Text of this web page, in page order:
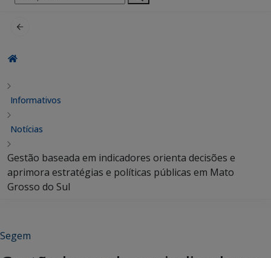
por:
Informativos
Notícias
Gestão baseada em indicadores orienta decisões e
aprimora estratégias e políticas públicas em Mato
Grosso do Sul
Segem